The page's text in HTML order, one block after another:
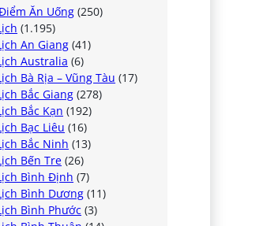
Ăn Uống (250)
(1.195)
An Giang (41)
Australia (6)
Bà Rịa – Vũng Tàu (17)
Bắc Giang (278)
Bắc Kạn (192)
Bạc Liêu (16)
Bắc Ninh (13)
Bến Tre (26)
Bình Định (7)
Bình Dương (11)
Bình Phước (3)